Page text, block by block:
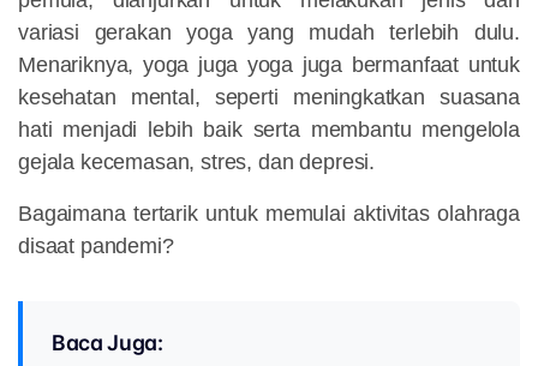
variasi gerakan yoga yang mudah terlebih dulu.
Menariknya, yoga juga yoga juga bermanfaat untuk
kesehatan mental, seperti meningkatkan suasana
hati menjadi lebih baik serta membantu mengelola
gejala kecemasan, stres, dan depresi.
Bagaimana tertarik untuk memulai aktivitas olahraga
disaat pandemi?
Baca Juga: